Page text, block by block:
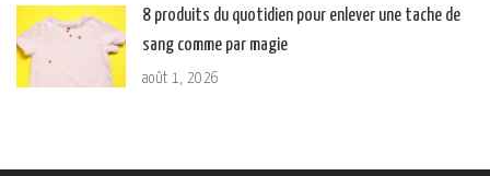
8 produits du quotidien pour enlever une tache de
sang comme par magie
août 1, 2026